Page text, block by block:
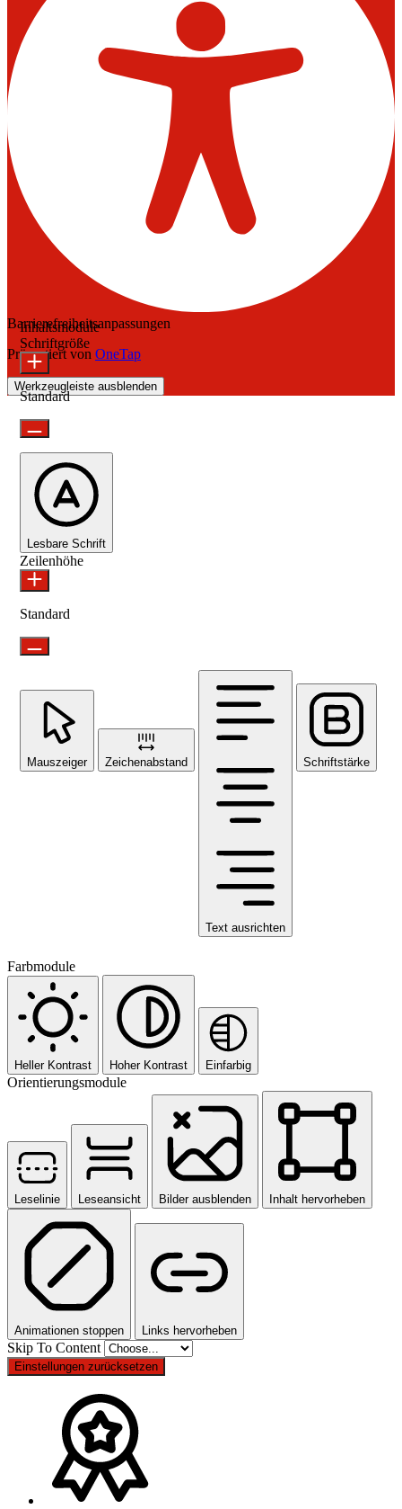
Barrierefreiheitsanpassungen
Präsentiert von OneTap
Werkzeugleiste ausblenden
Inhaltsmodule
Schriftgröße
Standard
Lesbare Schrift
Zeilenhöhe
Standard
Mauszeiger Zeichenabstand
Text ausrichten
Schriftstärke
Farbmodule
Heller Kontrast Hoher Kontrast Einfarbig
Orientierungsmodule
Leselinie Leseansicht Bilder ausblenden Inhalt hervorheben
Animationen stoppen Links hervorheben
Skip To Content
Einstellungen zurücksetzen